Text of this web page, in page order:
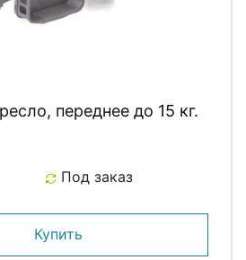
переднее до 15 кг.
Под заказ
Купить